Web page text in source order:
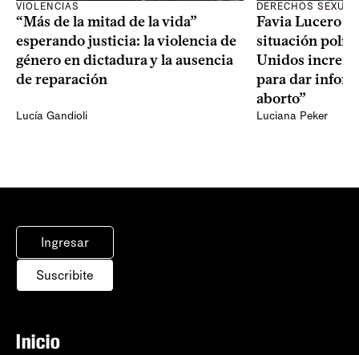
VIOLENCIAS
“Más de la mitad de la vida”
esperando justicia: la violencia de
género en dictadura y la ausencia
de reparación
Lucía Gandioli
DERECHOS
Favia Lucero
situación
Unidos
para dar
aborto”
Luciana Peker
Ingresar
Suscribite
Inicio